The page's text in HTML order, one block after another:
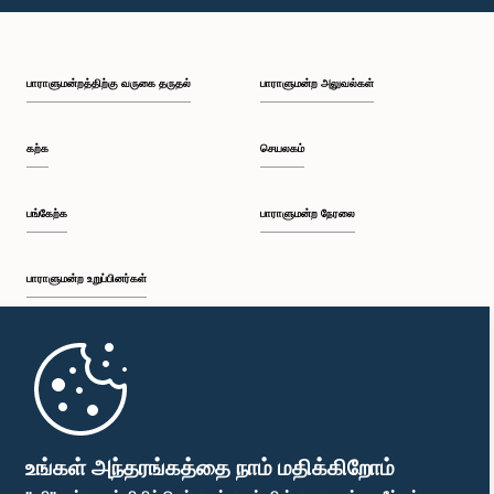
உங்கள் அந்தரங்கத்தை நாம் மதிக்கிறோம்
பி.ப. 1:23 - பி.ப. 1:31
பி.ப. 1:33 - பி.ப. 1:43
பி.ப. 1:48 - பி.ப. 1:58
பாராளுமன்றத்திற்கு வருகை தருதல்
கற்க
பங்கேற்க
பாராளுமன்ற உறுப்பினர்கள்
முதற்பக்கம்
பாராளுமன்ற அலுவல்கள்
செயலகம்
பாராளுமன்ற நேரலை
பாராளுமன்ற கையடக்க செயலி